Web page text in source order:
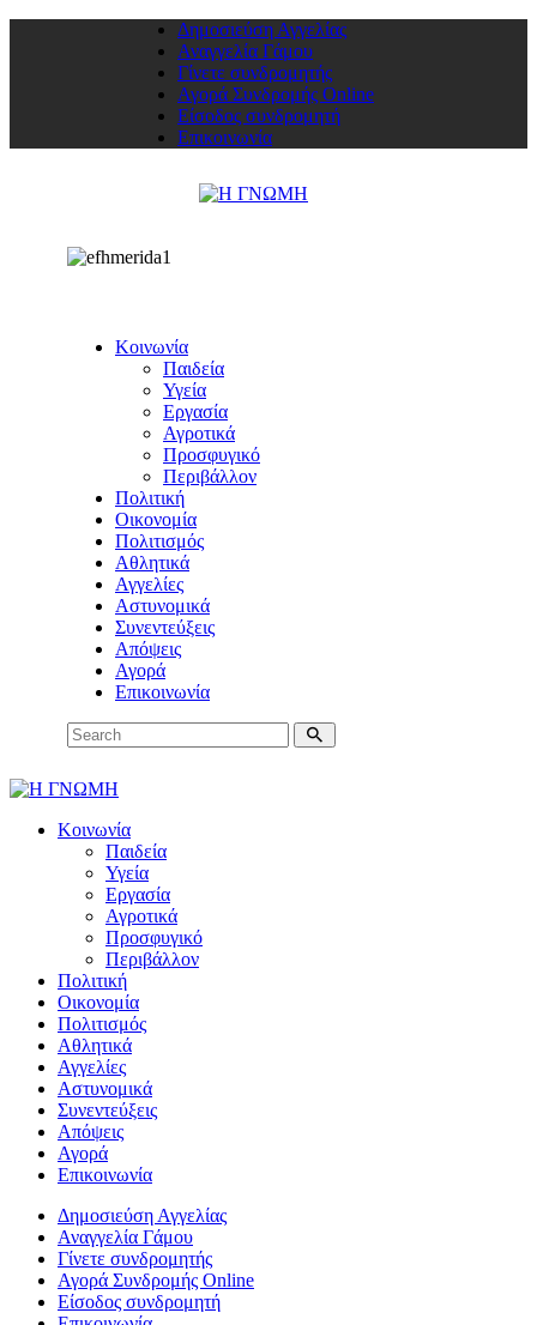
Δημοσιεύση Αγγελίας
Αναγγελία Γάμου
Γίνετε συνδρομητής
Αγορά Συνδρομής Online
Είσοδος συνδρομητή
Επικοινωνία
Κοινωνία
Παιδεία
Υγεία
Εργασία
Αγροτικά
Προσφυγικό
Περιβάλλον
Πολιτική
Οικονομία
Πολιτισμός
Αθλητικά
Αγγελίες
Αστυνομικά
Συνεντεύξεις
Απόψεις
Αγορά
Επικοινωνία
Κοινωνία
Παιδεία
Υγεία
Εργασία
Αγροτικά
Προσφυγικό
Περιβάλλον
Πολιτική
Οικονομία
Πολιτισμός
Αθλητικά
Αγγελίες
Αστυνομικά
Συνεντεύξεις
Απόψεις
Αγορά
Επικοινωνία
Δημοσιεύση Αγγελίας
Αναγγελία Γάμου
Γίνετε συνδρομητής
Αγορά Συνδρομής Online
Είσοδος συνδρομητή